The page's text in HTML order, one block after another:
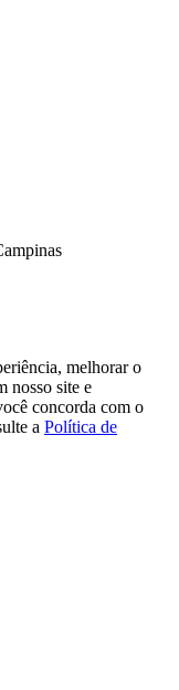
melhorar o
nosso site e
concorda com o
a Política de